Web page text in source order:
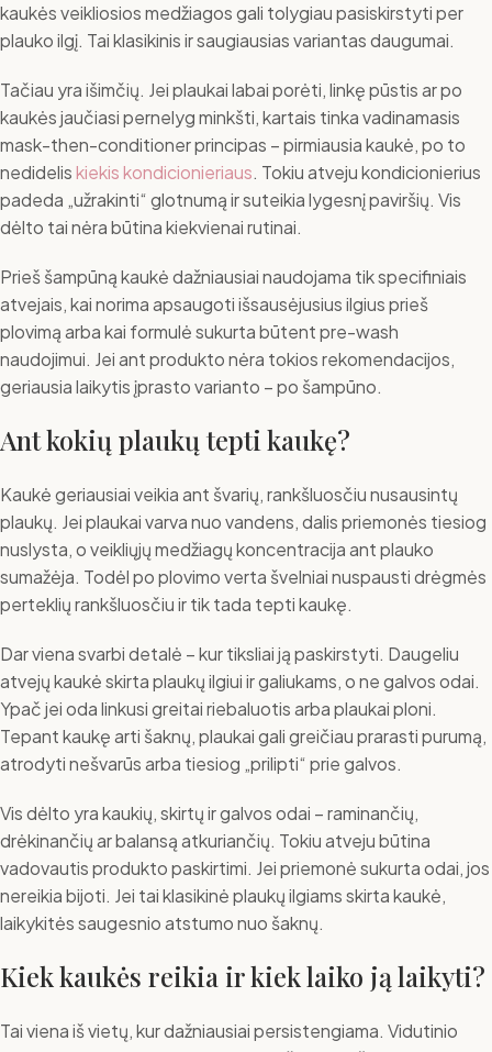
kaukės veikliosios medžiagos gali tolygiau pasiskirstyti per
plauko ilgį. Tai klasikinis ir saugiausias variantas daugumai.
Tačiau yra išimčių. Jei plaukai labai porėti, linkę pūstis ar po
kaukės jaučiasi pernelyg minkšti, kartais tinka vadinamasis
mask-then-conditioner principas – pirmiausia kaukė, po to
nedideliskiekis kondicionieriaus. Tokiu atveju kondicionierius
padeda „užrakinti“ glotnumą ir suteikia lygesnį paviršių. Vis
dėlto tai nėra būtina kiekvienai rutinai.
Prieš šampūną kaukė dažniausiai naudojama tik specifiniais
atvejais, kai norima apsaugoti išsausėjusius ilgius prieš
plovimą arba kai formulė sukurta būtent pre-wash
naudojimui. Jei ant produkto nėra tokios rekomendacijos,
geriausia laikytis įprasto varianto – po šampūno.
Ant kokių plaukų tepti kaukę?
Kaukė geriausiai veikia ant švarių, rankšluosčiu nusausintų
plaukų. Jei plaukai varva nuo vandens, dalis priemonės tiesiog
nuslysta, o veikliųjų medžiagų koncentracija ant plauko
sumažėja. Todėl po plovimo verta švelniai nuspausti drėgmės
perteklių rankšluosčiu ir tik tada tepti kaukę.
Dar viena svarbi detalė – kur tiksliai ją paskirstyti. Daugeliu
atvejų kaukė skirta plaukų ilgiui ir galiukams, o ne galvos odai.
Ypač jei oda linkusi greitai riebaluotis arba plaukai ploni.
Tepant kaukę arti šaknų, plaukai gali greičiau prarasti purumą,
atrodyti nešvarūs arba tiesiog „prilipti“ prie galvos.
Vis dėlto yra kaukių, skirtų ir galvos odai – raminančių,
drėkinančių ar balansą atkuriančių. Tokiu atveju būtina
vadovautis produkto paskirtimi. Jei priemonė sukurta odai, jos
nereikia bijoti. Jei tai klasikinė plaukų ilgiams skirta kaukė,
laikykitės saugesnio atstumo nuo šaknų.
Kiek kaukės reikia ir kiek laiko ją laikyti?
Tai viena iš vietų, kur dažniausiai persistengiama. Vidutinio